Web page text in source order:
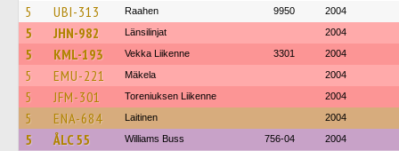
5 UBI-313 Raahen 9950 2004
5 JHN-982 Länsilinjat 2004
5 KML-193 Vekka Liikenne 3301 2004
5 EMU-221 Mäkela 2004
5 JFM-301 Toreniuksen Liikenne 2004
5 ENA-684 Laitinen 2004
5 ÅLC 55 Williams Buss 756-04 2004